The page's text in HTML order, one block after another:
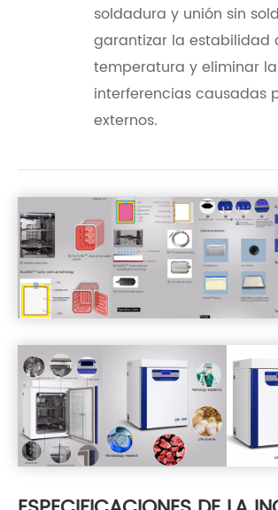
soldadura y unión sin
garantizar la estabilidad
temperatura y eliminar
interferencias causadas
externos.